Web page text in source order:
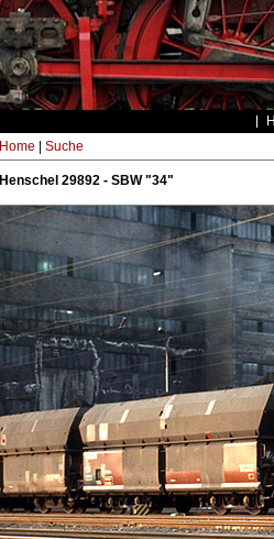
Home Suche
Henschel 29892 - SBW "34"